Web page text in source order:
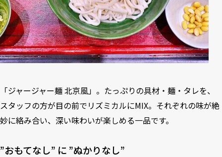
「ジャージャー麺 北京風」。たっぷりの具材・麺・タレを、
スタッフの方が目の前でリズミカルにMIX。それぞれの味が絶
妙に絡み合い、深い味わいが楽しめる一品です。
”おもてなし” に ”ぬかりなし”